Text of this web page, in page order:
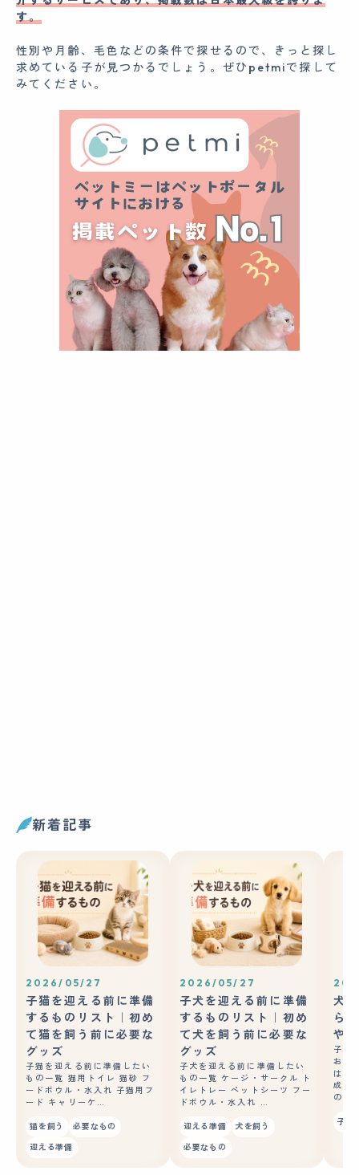
す。
性別や月齢、毛色などの条件で探せるので、きっと探し
求めている子が見つかるでしょう。ぜひpetmiで探して
みてください。
新着記事
2026/05/27
子猫を迎える前に準備
するものリスト｜初め
て猫を飼う前に必要な
グッズ
子猫を迎える前に準備したい
もの一覧 猫用トイレ 猫砂 フ
ードボウル・水入れ 子猫用フ
ード キャリーケ…
猫を飼う
必要なもの
迎える準備
2026/05/27
子犬を迎える前に準備
するものリスト｜初め
て犬を飼う前に必要な
グッズ
子犬を迎える前に準備したい
もの一覧 ケージ・サークル ト
イレトレー ペットシーツ フー
ドボウル・水入れ …
迎える準備
犬を飼う
必要なもの
犬
ら
や
子犬
おや
はあ
成長
の良
子犬